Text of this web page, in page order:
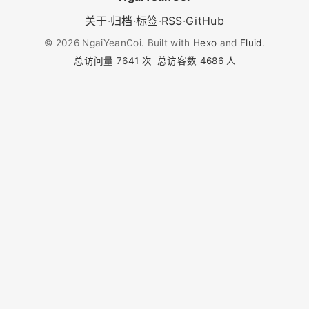
关于·归档·标签·RSS·GitHub
© 2026 NgaiYeanCoi. Built with Hexo and Fluid.
总访问量7641 次 总访客数 4686人